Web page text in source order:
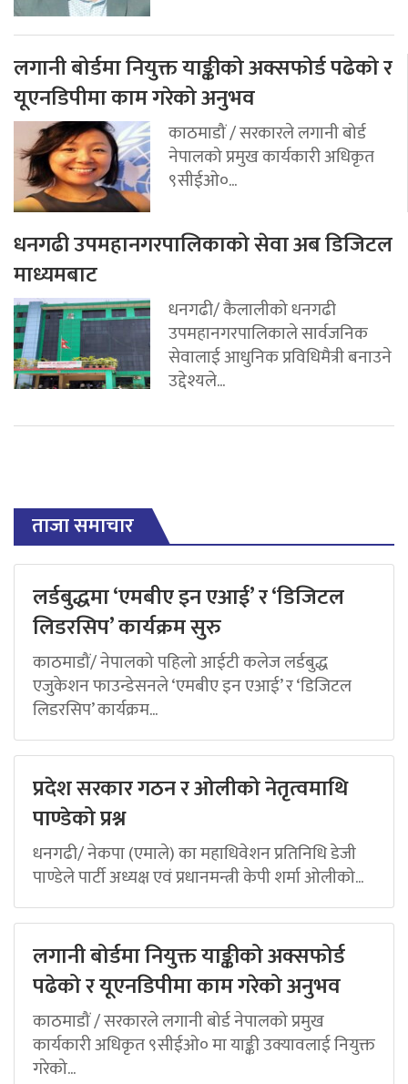
लगानी बोर्डमा नियुक्त याङ्कीको अक्सफोर्ड पढेको र
यूएनडिपीमा काम गरेको अनुभव
काठमाडौं / सरकारले लगानी बोर्ड
नेपालको प्रमुख कार्यकारी अधिकृत
९सीईओ०...
धनगढी उपमहानगरपालिकाको सेवा अब डिजिटल
माध्यमबाट
धनगढी/ कैलालीको धनगढी
उपमहानगरपालिकाले सार्वजनिक
सेवालाई आधुनिक प्रविधिमैत्री बनाउने
उद्देश्यले...
ताजा समाचार
लर्डबुद्धमा ‘एमबीए इन एआई’ र ‘डिजिटल
लिडरसिप’ कार्यक्रम सुरु
काठमाडौं/ नेपालको पहिलो आईटी कलेज लर्डबुद्ध
एजुकेशन फाउन्डेसनले ‘एमबीए इन एआई’ र ‘डिजिटल
लिडरसिप’ कार्यक्रम...
प्रदेश सरकार गठन र ओलीको नेतृत्वमाथि
पाण्डेको प्रश्न
धनगढी/ नेकपा (एमाले) का महाधिवेशन प्रतिनिधि डेजी
पाण्डेले पार्टी अध्यक्ष एवं प्रधानमन्त्री केपी शर्मा ओलीको...
लगानी बोर्डमा नियुक्त याङ्कीको अक्सफोर्ड
पढेको र यूएनडिपीमा काम गरेको अनुभव
काठमाडौं / सरकारले लगानी बोर्ड नेपालको प्रमुख
कार्यकारी अधिकृत ९सीईओ० मा याङ्की उक्यावलाई नियुक्त
गरेको...